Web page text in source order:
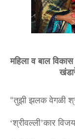
महिला व बाल
“तुझी झलक वेगळी
‘श्रीवल्ली’कार